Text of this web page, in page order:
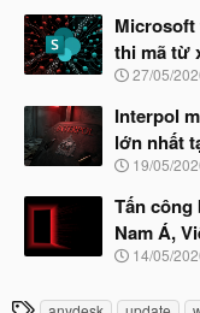
đ
ầ
u
à
b
ắ
đ
ầ
u
Microsoft
thi mã từ
N
à
b
ắ
đ
ầ
u
27/05/
Interpol
lớn nhất
N
à
b
ắ
đ
19/05/
Tấn
Nam Á,
N
14/05/